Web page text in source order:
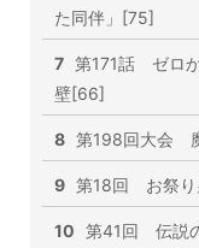
た同伴」[75]
7 第171話 ゼロ
壁[66]
8 第198回大会
9 第18回 お祭
10 第41回 伝説